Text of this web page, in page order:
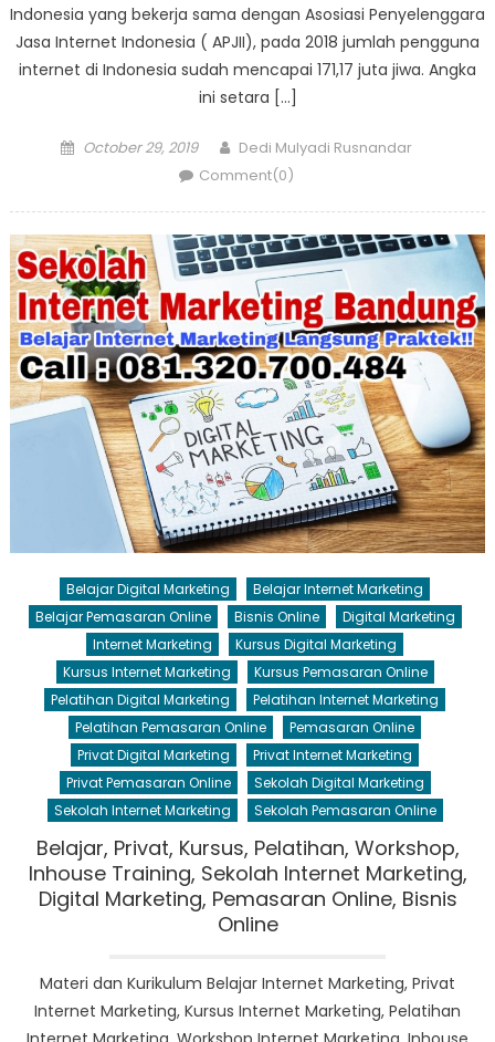
Indonesia yang bekerja sama dengan Asosiasi Penyelenggara
Jasa Internet Indonesia ( APJII), pada 2018 jumlah pengguna
internet di Indonesia sudah mencapai 171,17 juta jiwa. Angka
ini setara […]
Posted
October 29, 2019 Author
Dedi Mulyadi Rusnandar
Comment(0)
Belajar Digital Marketing
Belajar Internet Marketing
Belajar Pemasaran Online
Bisnis Online
Digital Marketing
Internet Marketing
Kursus Digital Marketing
Kursus Internet Marketing
Kursus Pemasaran Online
Pelatihan Digital Marketing
Pelatihan Internet Marketing
Pelatihan Pemasaran Online
Pemasaran Online
Privat Digital Marketing
Privat Internet Marketing
Privat Pemasaran Online
Sekolah Digital Marketing
Sekolah Internet Marketing
Sekolah Pemasaran Online
Belajar, Privat, Kursus, Pelatihan, Workshop,
Inhouse Training, Sekolah Internet Marketing,
Digital Marketing, Pemasaran Online, Bisnis
Online
Materi dan Kurikulum Belajar Internet Marketing, Privat
Internet Marketing, Kursus Internet Marketing, Pelatihan